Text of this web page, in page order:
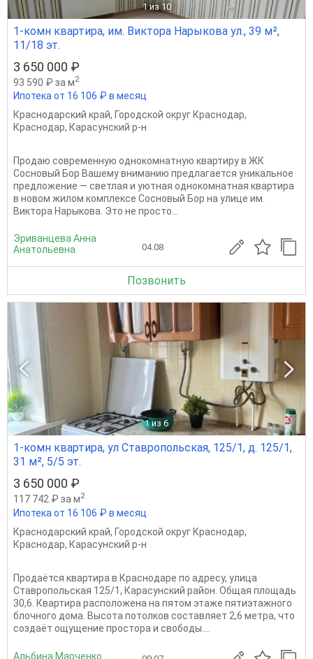
1 из 10
1-комн квартира, им. Виктора Нарыкова ул., 39 м²,
11/18 эт.
3 650 000 ₽
93 590 ₽ за м2
Ипотека от 16 106 ₽ в месяц
Краснодарский край, Городской округ Краснодар,
Краснодар, Карасунский р-н
Продаю современную однокомнатную квартиру в ЖК
Сосновый Бор Вашему вниманию предлагается уникальное
предложение — светлая и уютная однокомнатная квартира
в новом жилом комплексе Сосновый Бор на улице им.
Виктора Нарыкова. Это не просто...
Эриванцева Анна
Анатольевна
04.08
Позвонить
1 из 6
1-комн квартира, ул Ставропольская, 125/1, д. 125/1,
31 м², 5/5 эт.
3 650 000 ₽
117 742 ₽ за м2
Ипотека от 16 106 ₽ в месяц
Краснодарский край, Городской округ Краснодар,
Краснодар, Карасунский р-н
Продаётся квартира в Краснодаре по адресу, улица
Ставропольская 125/1, Карасунский район. Общая площадь
30,6. Квартира расположена на пятом этаже пятиэтажного
блочного дома. Высота потолков составляет 2,6 метра, что
создаёт ощущение простора и свободы....
Альбина Марченко